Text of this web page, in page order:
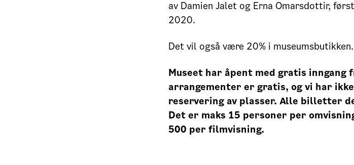
av Damien Jalet og Erna Omarsdottir,
2020.
Det vil også være 20% i museumsbutikken.
Museet har åpent med gratis inngang
arrangementer er gratis, og vi har
reservering av plasser. Alle billetter
Det er maks 15 personer per
500 per filmvisning.